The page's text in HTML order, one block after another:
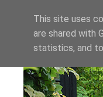
This site uses
are shared with
statistics, and